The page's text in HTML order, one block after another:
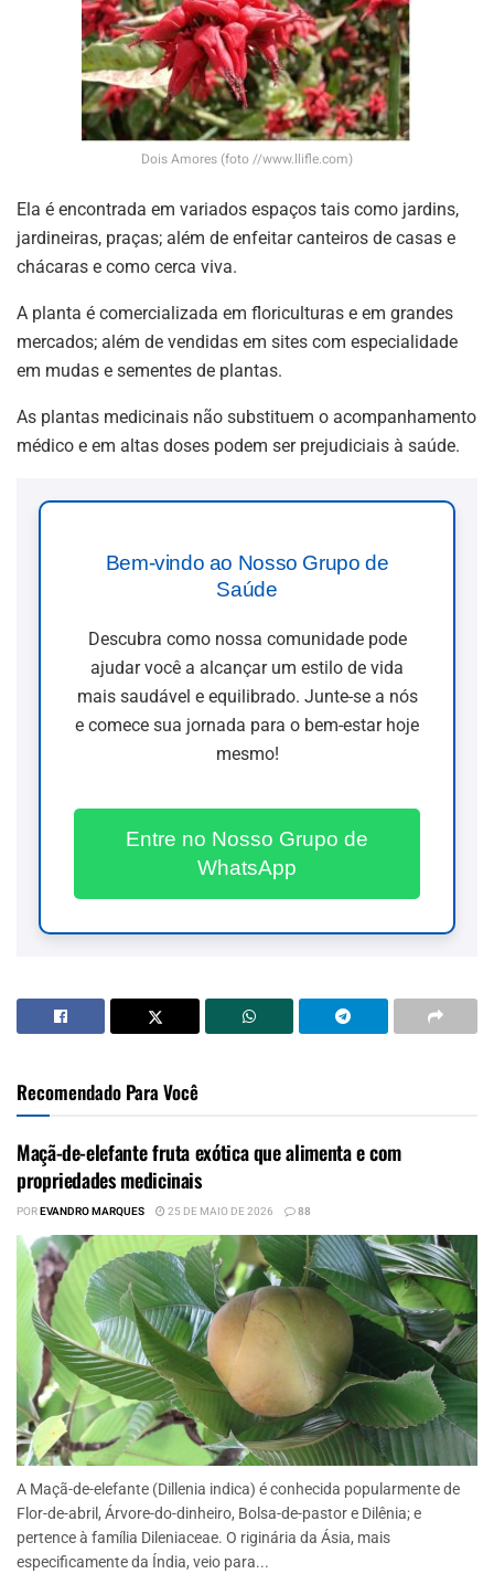
Dois Amores (foto //www.llifle.com)
Ela é encontrada em variados espaços tais como jardins,
jardineiras, praças; além de enfeitar canteiros de casas e
chácaras e como cerca viva.
A planta é comercializada em floriculturas e em grandes
mercados; além de vendidas em sites com especialidade
em mudas e sementes de plantas.
As plantas medicinais não substituem o acompanhamento
médico e em altas doses podem ser prejudiciais à saúde.
Bem-vindo ao Nosso Grupo de
Saúde
Descubra como nossa comunidade pode
ajudar você a alcançar um estilo de vida
mais saudável e equilibrado. Junte-se a nós
e comece sua jornada para o bem-estar hoje
mesmo!
Entre no Nosso Grupo de
WhatsApp
Recomendado Para Você
Maçã-de-elefante fruta exótica que alimenta e com
propriedades medicinais
POREVANDRO MARQUES 25 DE MAIO DE 2026 88
A Maçã-de-elefante (Dillenia indica) é conhecida popularmente de
Flor-de-abril, Árvore-do-dinheiro, Bolsa-de-pastor e Dilênia; e
pertence à família Dileniaceae. O riginária da Ásia, mais
especificamente da Índia, veio para...